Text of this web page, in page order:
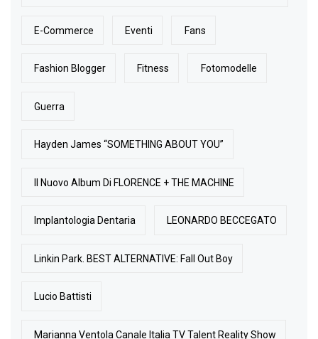
E-Commerce Eventi Fans
Fashion Blogger Fitness Fotomodelle
Guerra
Hayden James “SOMETHING ABOUT YOU”
Il Nuovo Album Di FLORENCE + THE MACHINE
Implantologia Dentaria LEONARDO BECCEGATO
Linkin Park. BEST ALTERNATIVE: Fall Out Boy
Lucio Battisti
Marianna Ventola Canale Italia TV Talent Reality Show